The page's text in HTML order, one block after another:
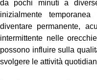
da pochi minuti a
inizialmente
diventare permanente,
intermittente nelle
possono influire sulla